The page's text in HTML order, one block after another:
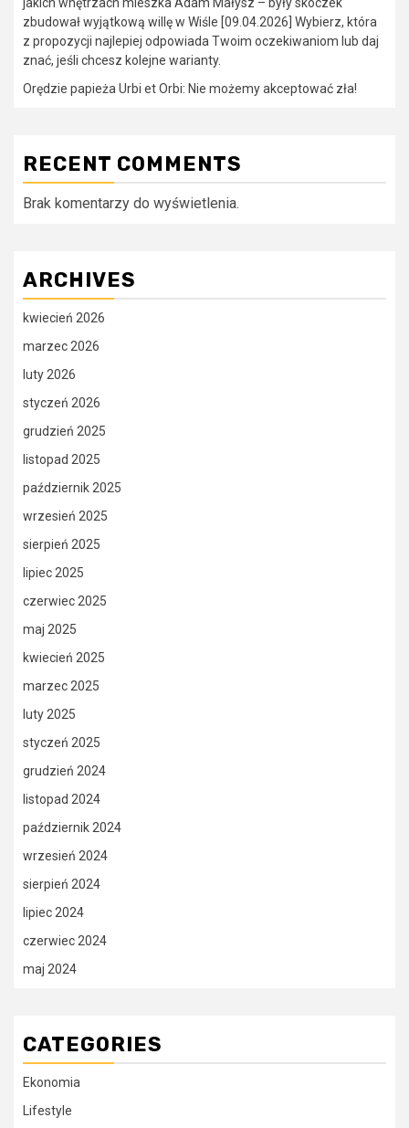
zbudował wyjątkową willę w Wiśle [09.04.2026] Wybierz, która
z propozycji najlepiej odpowiada Twoim oczekiwaniom lub daj
znać, jeśli chcesz kolejne warianty.
Orędzie papieża Urbi et Orbi: Nie możemy akceptować zła!
RECENT COMMENTS
Brak komentarzy do wyświetlenia.
ARCHIVES
kwiecień 2026
marzec 2026
luty 2026
styczeń 2026
grudzień 2025
listopad 2025
październik 2025
wrzesień 2025
sierpień 2025
lipiec 2025
czerwiec 2025
maj 2025
kwiecień 2025
marzec 2025
luty 2025
styczeń 2025
grudzień 2024
listopad 2024
październik 2024
wrzesień 2024
sierpień 2024
lipiec 2024
czerwiec 2024
maj 2024
CATEGORIES
Ekonomia
Lifestyle